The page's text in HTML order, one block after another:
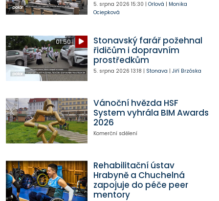
5. srpna 2026 15:30 | Orlová | Monika
Ociepková
01:50
Stonavský farář požehnal
řidičům i dopravním
prostředkům
5. srpna 2026 13:18 | Stonava | Jiří Brzóska
Vánoční hvězda HSF
System vyhrála BIM Awards
2026
Komerční sdělení
Rehabilitační ústav
Hrabyně a Chuchelná
zapojuje do péče peer
mentory